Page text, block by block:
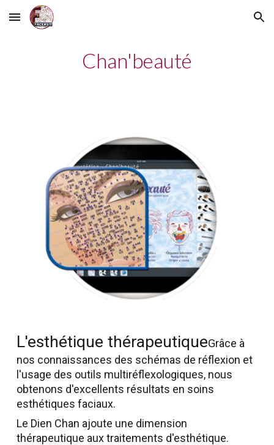
Skip to main content Skip to navigation
Chan'beauté
L'esthétique thérapeutiqueGrâce à
nos connaissances des schémas de réflexion et
l'usage des outils multiréflexologiques, nous
obtenons d'excellents résultats en soins
esthétiques faciaux.
Le Dien Chan ajoute une dimension
thérapeutique aux traitements d'esthétique.